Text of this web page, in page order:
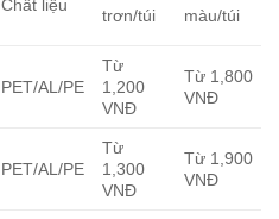
Chất liệu
trơn/túi
màu/túi
PET/AL/PE
Từ
1,200
VNĐ
Từ 1,800
VNĐ
PET/AL/PE
Từ
1,300
VNĐ
Từ 1,900
VNĐ